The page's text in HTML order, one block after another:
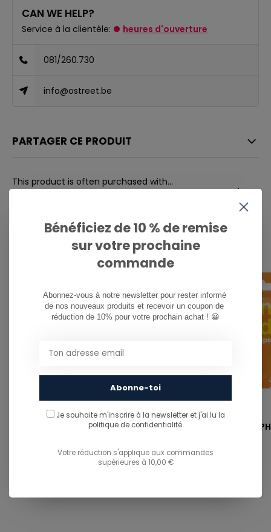
CAN WE HELP?
Service à la clientèle: heures d'ouverture
081/260.730
info@ostreet.be
PARTAGER CE PRODUIT
This product is often purchased with...
UNIT TOOL
TOOL - LIGHT BLUE GENDER BENDER
Bénéficiez de 10 % de remise
sur votre prochaine
commande
Abonnez-vous à notre newsletter pour rester informé
de nos nouveaux produits et recevoir un coupon de
réduction de 10% pour votre prochain achat ! 😀
Abonne-toi
Je souhaite m'inscrire à la newsletter et j'ai lu la
politique de confidentialité.
Votre réduction s'applique aux commandes
supérieures à 10,00 €